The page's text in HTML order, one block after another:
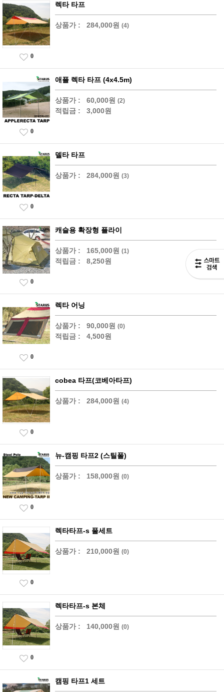
렉타 타프
상품가 : 284,000원 (4)
0
애플 렉타 타프 (4x4.5m)
상품가 : 60,000원 (2)
적립금 : 3,000원
0
델타 타프
상품가 : 284,000원 (3)
0
캐슬용 확장형 플라이
상품가 : 165,000원 (1)
적립금 : 8,250원
0
렉타 어닝
상품가 : 90,000원 (0)
적립금 : 4,500원
0
cobea 타프(코베아타프)
상품가 : 284,000원 (4)
0
뉴-캠핑 타프2 (스틸폴)
상품가 : 158,000원 (0)
0
렉타타프-s 풀세트
상품가 : 210,000원 (0)
0
렉타타프-s 본체
상품가 : 140,000원 (0)
0
캠핑 타프1 세트